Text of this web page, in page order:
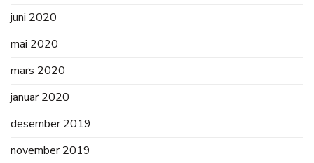
juni 2020
mai 2020
mars 2020
januar 2020
desember 2019
november 2019